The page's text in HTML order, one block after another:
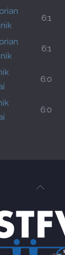
6:1
6:1
6:0
6:0